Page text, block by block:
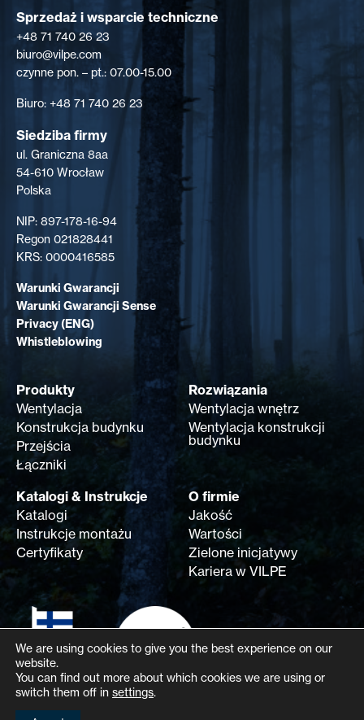
Sprzedaż i wsparcie techniczne
+48 71 740 26 23
biuro@vilpe.com
czynne pon. – pt.: 07.00-15.00
Biuro: +48 71 740 26 23
Siedziba firmy
ul. Graniczna 8aa
54-610 Wrocław
Polska
NIP: 897-178-16-94
Regon 021828441
KRS: 0000416585
Warunki Gwarancji
Warunki Gwarancji Sense
Privacy (ENG)
Whistleblowing
Produkty
Wentylacja
Konstrukcja budynku
Przejścia
Łączniki
Rozwiązania
Wentylacja wnętrz
Wentylacja konstrukcji
budynku
Katalogi & Instrukcje
Katalogi
Instrukcje montażu
Certyfikaty
O firmie
Jakość
Wartości
Zielone inicjatywy
Kariera w VILPE
We are using cookies to give you the best experience on our
website.
You can find out more about which cookies we are using or
switch them off in settings.